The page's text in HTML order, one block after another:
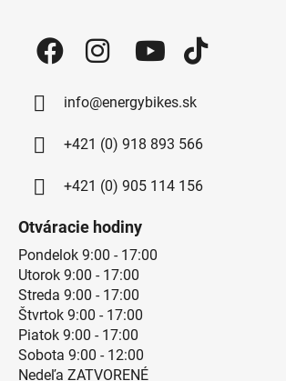
info@energybikes.sk
+421 (0) 918 893 566
+421 (0) 905 114 156
Otváracie hodiny
Pondelok 9:00 - 17:00
Utorok 9:00 - 17:00
Streda 9:00 - 17:00
Štvrtok 9:00 - 17:00
Piatok 9:00 - 17:00
Sobota 9:00 - 12:00
Nedeľa ZATVORENÉ